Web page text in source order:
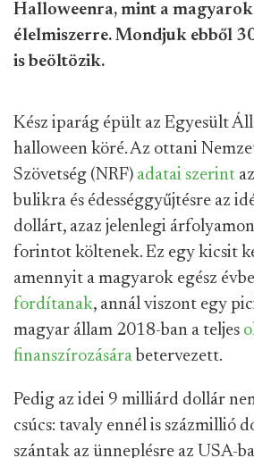
Halloweenra, mint a magyarok
élelmiszerre. Mondjuk ebből
is beöltözik.
Kész iparág épült az Egyesült
halloween köré. Az ottani
Szövetség (NRF) adatai szerint
bulikra és édességgyűjtésre az
dollárt, azaz jelenlegi
forintot költenek. Ez egy kicsit
amennyit a magyarok egész
fordítanak, annál viszont egy
magyar állam 2018-ban a teljes
finanszírozására betervezett.
Pedig az idei 9 milliárd dollár
csúcs: tavaly ennél is százmillió
szántak az ünneplésre az USA-